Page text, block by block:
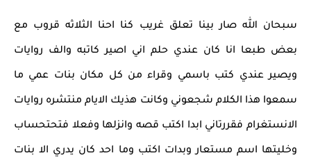
سبحان الله صار بينا تعلق غريب كنا احنا الثلاثه قروب مع
بعض طبعا انا كان عندي حلم اني اصير كاتبه والف روايات
ويصير عندي كتب باسمي وقراء من كل مكان بنات عمي ما
سمعوا هذا الكلام شجعوني وكانت هذيك الايام منتشره روايات
الانستغرام فقررتاني ابدا اكتب قصه وانزلها وفعلا فتحتحساب
وخليتها اسم مستعار وبدات اكتب وما احد كان يدري الا بنات